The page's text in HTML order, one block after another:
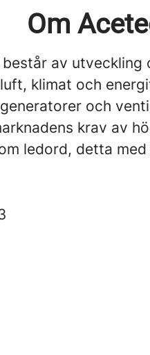
Om
av utveckling
klimat och
och
krav av
ledord, detta